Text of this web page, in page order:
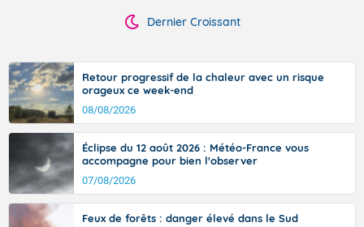
Dernier Croissant
Retour progressif de la chaleur avec un risque
orageux ce week-end
08/08/2026
Éclipse du 12 août 2026 : Météo-France vous
accompagne pour bien l'observer
07/08/2026
Feux de forêts : danger élevé dans le Sud